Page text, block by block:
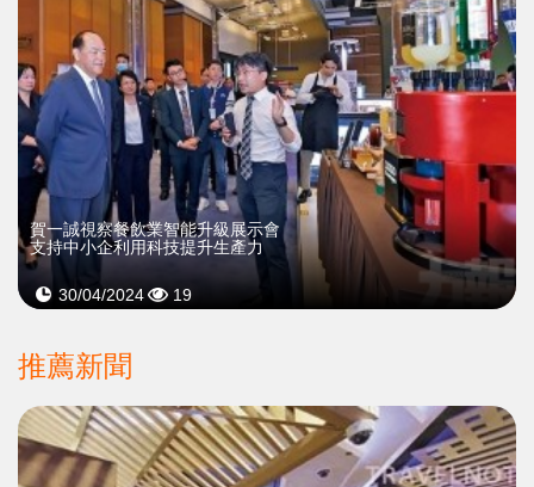
賀一誠視察餐飲業智能升級展示會
支持中小企利用科技提升生產力
30/04/2024 19
推薦新聞